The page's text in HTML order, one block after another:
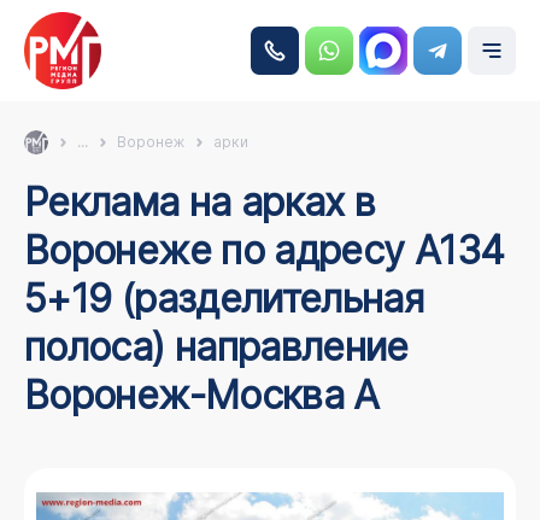
... Воронеж арки
Реклама на арках в
Воронеже по адресу А134
5+19 (разделительная
полоса) направление
Воронеж-Москва А